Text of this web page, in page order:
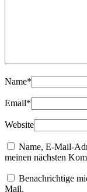
Name*
Email*
Website
Name, E-Mail-
meinen nächsten
Benachrichtige
Mail.